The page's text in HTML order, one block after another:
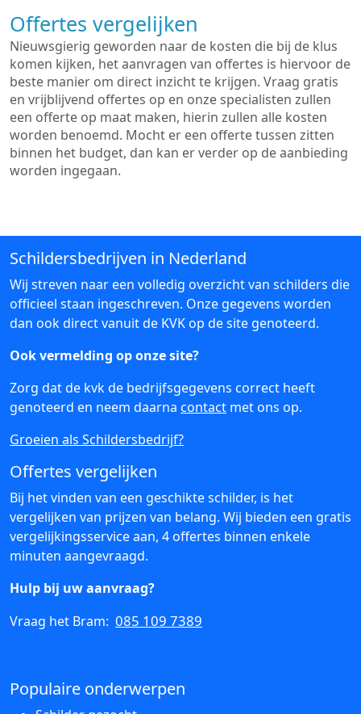
Offertes vergelijken
Nieuwsgierig geworden naar de kosten die bij de klus
komen kijken, het aanvragen van offertes is hiervoor de
beste manier om direct inzicht te krijgen. Vraag gratis
en vrijblijvend offertes op en onze specialisten zullen
een offerte op maat maken, hierin zullen alle kosten
worden benoemd. Mocht er een offerte tussen zitten
binnen het budget, dan kan er verder op de aanbieding
worden ingegaan.
Schildersbedrijven in Nederland
Wij streven naar een volledig overzicht van schilders die
officieel staan ingeschreven. Onze gegevens worden
dan ook direct vanuit de KVK op de site genoteerd.
Ook vermelding op onze site?
Zorg dat de kvk de bedrijfsgegevens correct heeft
genoteerd en neem daarna contact met ons op.
Groeien als Schildersbedrijf?
Offertes vergelijken
Bij het vinden van een geschikte schilder, is het
vergelijken van prijzen van belang. Wij bieden een gratis
vergelijkingsservice aan, 4 offertes binnen enkele
minuten aangevraagd.
Hulp bij uw aanvraag?
Vraag het Bram: 085 109 7389
Populaire onderwerpen